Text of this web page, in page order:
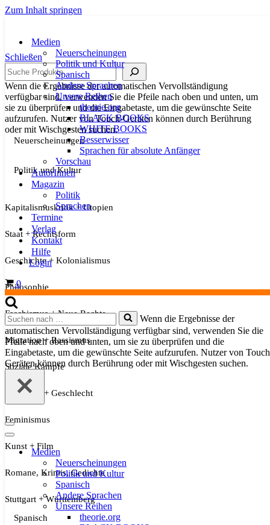
Zum Inhalt springen
Medien
Neuerscheinungen
Politik und Kultur
Spanisch
Andere Sprachen
Unsere Reihen
theorie.org
BLACK BOOKS
WHITE BOOKS
Besserwisser
Sprachen für absolute Anfänger
Vorschau
AutorInnen
Magazin
Politik
Sprachen
Termine
Verlag
Kontakt
Hilfe
Login
Warenkorb
0
Suchen
nach …
Wenn die Ergebnisse der
automatischen Vervollständigung verfügbar sind, verwenden Sie die
Pfeile nach oben und unten, um sie zu überprüfen und die
Eingabetaste, um die gewünschte Seite aufzurufen. Nutzer von
Geräten können durch Berührung oder mit Wischgesten suchen.
Navigationsmenü
Navigationsmenü
Medien
Neuerscheinungen
Politik und Kultur
Spanisch
Andere Sprachen
Unsere Reihen
theorie.org
Schließen
Suche
Wenn die Ergebnisse der automatischen Vervollständigung
verfügbar sind, verwenden Sie die Pfeile nach oben und unten, um
sie zu überprüfen und die Eingabetaste, um die gewünschte Seite
aufzurufen. Nutzer von Touch-Geräten können durch Berührung
oder mit Wischgesten suchen.
Neuerscheinungen
Politik und Kultur
Kapitalismuskritik + Utopien
Staat + Rechtsform
Geschichte + Kolonialismus
Philosophie
Faschismus + Neue Rechte
Migration + Rassismus
Soziale Kämpfe
Sexualität + Geschlecht
Feminismus
Kunst + Film
Romane, Krimis, Gedichte
Stuttgart + Württemberg
Spanisch